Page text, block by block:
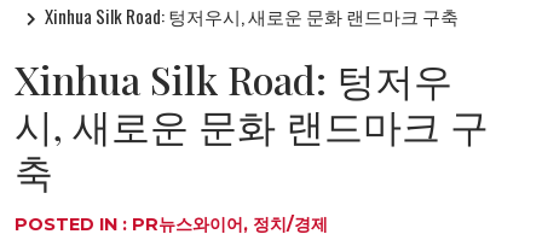
Xinhua Silk Road: 텅저우시, 새로운 문화 랜드마크 구축
Xinhua Silk Road: 텅저우
시, 새로운 문화 랜드마크 구
축
POSTED IN : PR뉴스와이어, 정치/경제